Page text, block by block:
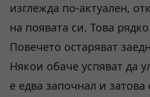
изглежда по-актуален,
на появата си. Това
Повечето остаряват
Някои обаче успяват да
е едва започнал и затова